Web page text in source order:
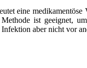
eine
ist geeignet,
aber nicht vor